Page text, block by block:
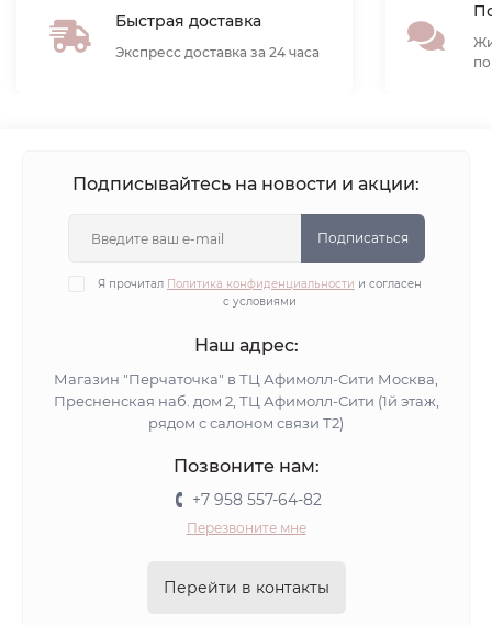
Быстрая доставка
Экспресс доставка за 24 часа
Подписывайтесь на новости и акции:
Подписаться
Я прочитал Политика конфиденциальности и согласен
с условиями
Наш адрес:
Магазин "Перчаточка" в ТЦ Афимолл-Сити Москва,
Пресненская наб. дом 2, ТЦ Афимолл-Сити (1й этаж,
рядом с салоном связи Т2)
Позвоните нам:
+7 958 557-64-82
Перезвоните мне
Перейти в контакты